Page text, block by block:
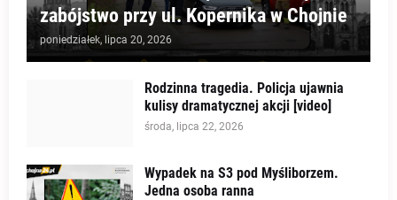
zabójstwo przy ul. Kopernika w Chojnie
poniedziałek, lipca 20, 2026
Rodzinna tragedia. Policja ujawnia
kulisy dramatycznej akcji [video]
środa, lipca 22, 2026
Wypadek na S3 pod Myśliborzem.
Jedna osoba ranna